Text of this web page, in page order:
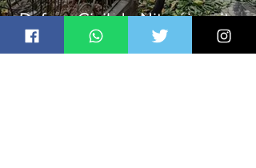
Defesa Civil de Niterói emite
aviso de ventos fortes para esta
sexta-feira (07)